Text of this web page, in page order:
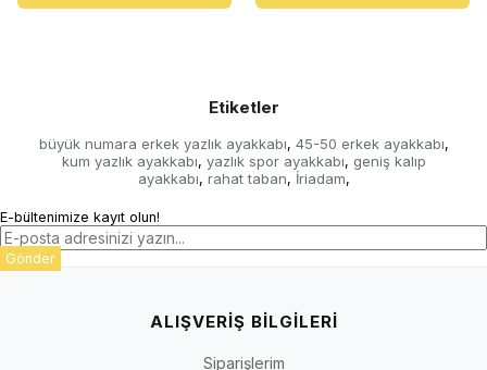
Etiketler
büyük numara erkek yazlık ayakkabı, 45-50 erkek ayakkabı,
kum yazlık ayakkabı, yazlık spor ayakkabı, geniş kalıp
ayakkabı, rahat taban, İriadam,
E-bültenimize kayıt olun!
Gönder
ALIŞVERİŞ BİLGİLERİ
Siparişlerim